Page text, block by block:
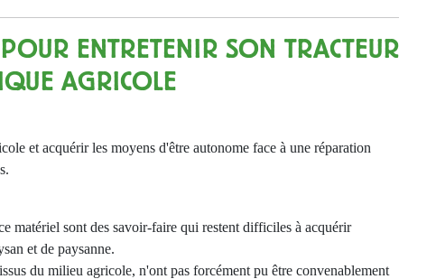
ENTRETENIR SON TRACTEUR
AGRICOLE
et acquérir les moyens d'être autonome face à une réparation
matériel sont des savoir-faire qui restent difficiles à acquérir
et de paysanne.
du milieu agricole, n'ont pas forcément pu être convenablement